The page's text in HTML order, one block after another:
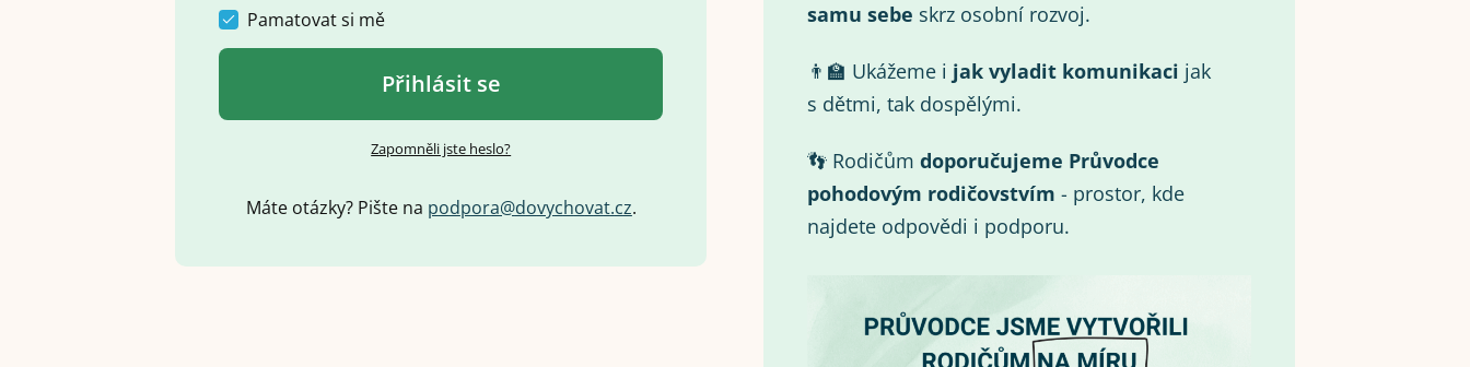
Pamatovat si mě
Přihlásit se
Zapomněli jste heslo?
Máte otázky? Pište na podpora@dovychovat.cz.
samu sebe skrz osobní rozvoj.
👨‍🏫 Ukážeme i jak vyladit komunikaci jak
s dětmi, tak dospělými.
👣 Rodičům doporučujeme Průvodce
pohodovým rodičovstvím - prostor, kde
najdete odpovědi i podporu.